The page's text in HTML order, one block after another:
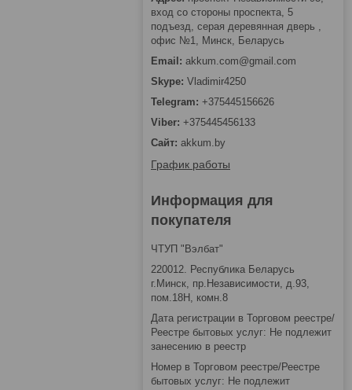
вход со стороны проспекта, 5
подъезд, серая деревянная дверь ,
офис №1, Минск, Беларусь
akkum.com@gmail.com
Vladimir4250
+375445156626
+375445456133
akkum.by
График работы
Информация для
покупателя
ЧТУП "Вэлбат"
220012. Республика Беларусь
г.Минск, пр.Независимости, д.93,
пом.18Н, комн.8
Дата регистрации в Торговом реестре/
Реестре бытовых услуг: Не подлежит
занесению в реестр
Номер в Торговом реестре/Реестре
бытовых услуг: Не подлежит